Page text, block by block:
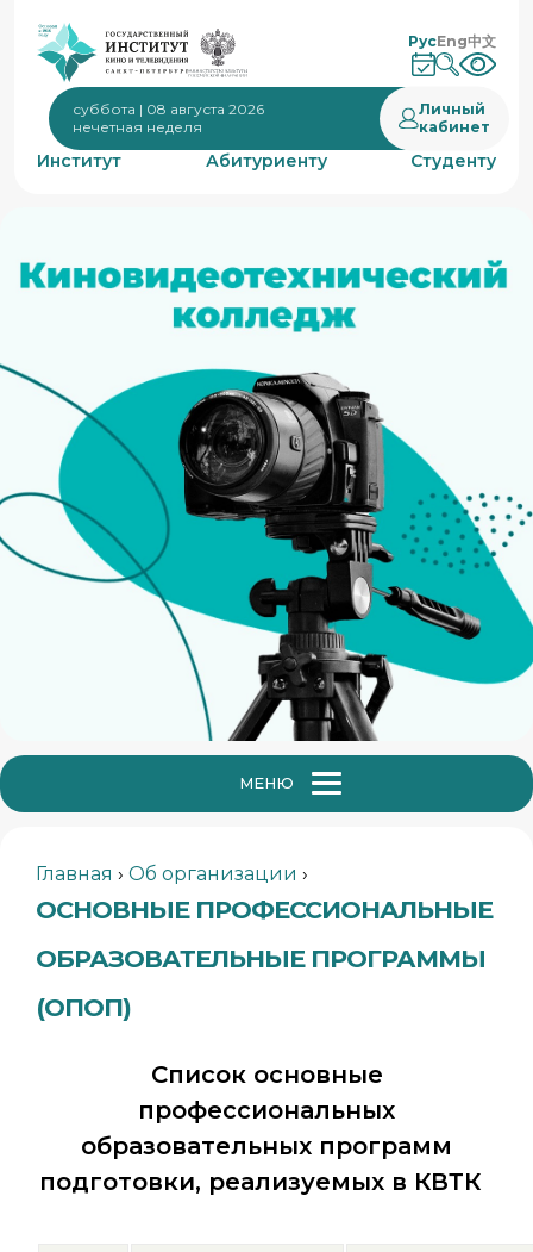
РусEng中文
суббота | 08 августа 2026
нечетная неделя
Личный
кабинет
Институт Абитуриенту Студенту
МЕНЮ
Главная › Об организации ›
ОСНОВНЫЕ ПРОФЕССИОНАЛЬНЫЕ
ОБРАЗОВАТЕЛЬНЫЕ ПРОГРАММЫ
(ОПОП)
Список основные
профессиональных
образовательных программ
подготовки, реализуемых в КВТК